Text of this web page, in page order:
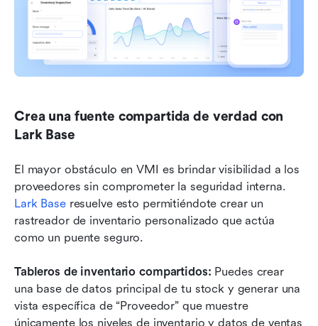
Crea una fuente compartida de verdad con
Lark Base
El mayor obstáculo en VMI es brindar visibilidad a los
Lark Base resuelve esto permitiéndote crear un
rastreador de inventario personalizado que actúa
como un puente seguro.
Tableros de inventario compartidos: Puedes crear
una base de datos principal de tu stock y generar una
vista específica de “Proveedor” que muestre
únicamente los niveles de inventario y datos de ventas